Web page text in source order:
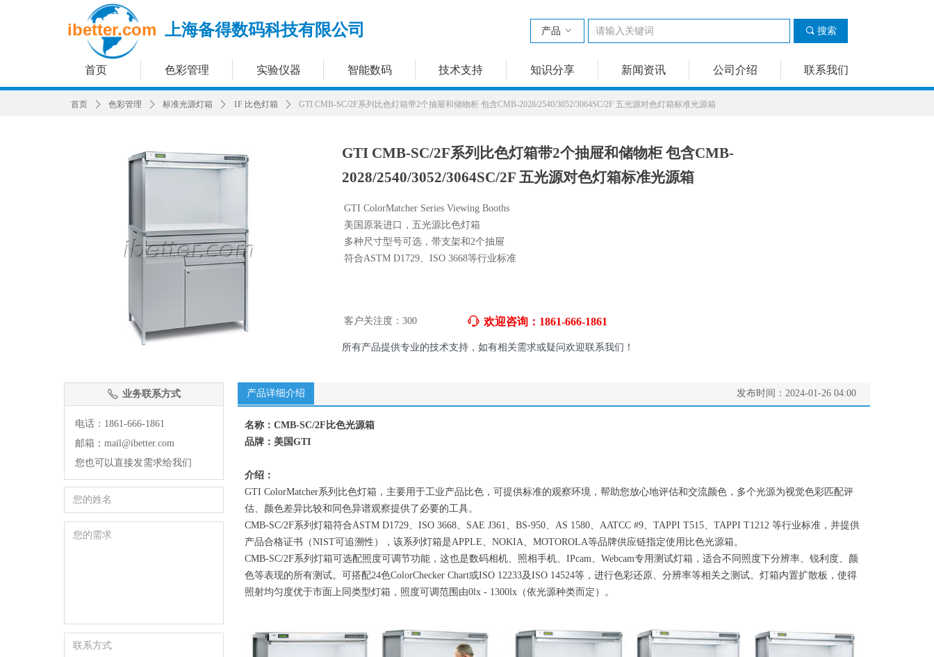
首页 色彩管理 实验仪器 智能数码 技术支持 知识分享 新闻资讯 公司介绍 联系我们
끠 搜索
产品 ꀁ
ibetter.com 上海备得数码科技有限公司
ꂅ 业务联系方式
电话：1861-666-1861
邮箱：mail@ibetter.com
您也可以直接发需求给我们
首页 ꄲ 色彩管理 ꄲ 标准光源灯箱 ꄲ 1F 比色灯箱 ꄲ GTI CMB-SC/2F系列比色灯箱带2个抽屉和储物柜 包含CMB-2028/2540/3052/3064SC/2F 五光源对色灯箱标准光源箱
客户关注度： 300
GTI ColorMatcher Series Viewing Booths
美国原装进口，五光源比色灯箱
多种尺寸型号可选，带支架和2个抽屉
符合ASTM D1729、ISO 3668等行业标准
GTI CMB-SC/2F系列比色灯箱带2个抽屉和储物柜 包含CMB-
2028/2540/3052/3064SC/2F 五光源对色灯箱标准光源箱
名称：CMB-SC/2F比色光源箱
品牌：美国GTI
介绍：
GTI ColorMatcher系列比色灯箱，主要用于工业产品比色，可提供标准的观察环境，帮助您放心地评估和交流颜色，多个光源为视觉色彩匹配评
估、颜色差异比较和同色异谱观察提供了必要的工具。
CMB-SC/2F系列灯箱符合ASTM D1729、ISO 3668、SAE J361、BS-950、AS 1580、AATCC #9、TAPPI T515、TAPPI T1212 等行业标准，并提供
产品合格证书（NIST可追溯性），该系列灯箱是APPLE、NOKIA、MOTOROLA等品牌供应链指定使用比色光源箱。
CMB-SC/2F系列灯箱可选配照度可调节功能，这也是数码相机、照相手机、IPcam、Webcam专用测试灯箱，适合不同照度下分辨率、锐利度、颜
色等表现的所有测试。可搭配24色ColorChecker Chart或ISO 12233及ISO 14524等，进行色彩还原、分辨率等相关之测试。灯箱内置扩散板，使得
照射均匀度优于市面上同类型灯箱，照度可调范围由0lx - 1300lx（依光源种类而定）。
产品详细介绍 发布时间： 2024-01-26 04:00
ꁱ 欢迎咨询：1861-666-1861
所有产品提供专业的技术支持，如有相关需求或疑问欢迎联系我们！